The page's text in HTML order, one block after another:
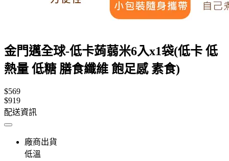
金門邁全球-低卡蒟蒻米6入x1袋(低卡 低
熱量 低糖 膳食纖維 飽足感 素食)
$569
$919
配送資訊
廠商出貨
低溫